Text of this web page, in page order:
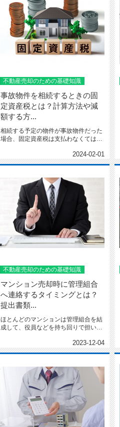
不動産売却のための基礎知識
事故物件を相続するときの固
定資産税とは？計算方法や減
額する方...
相続する予定の物件が事故物件だった
場合、固定資産税は支払わなくてはな
2024-02-01
不動産売却のための基礎知識
マンション売却時に管理組合
へ連絡するタイミングとは？
提出書類...
ほとんどのマンションは管理組合を結
成して、役員などを持ち回りで担い住
2023-12-04